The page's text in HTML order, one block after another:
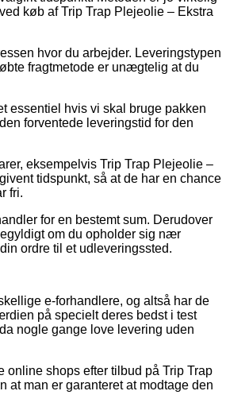
køb af Trip Trap Plejeolie – Ekstra
hvor du arbejder. Leveringstypen
fragtmetode er unægtelig at du
essentiel hvis vi skal bruge pakken
forventede leveringstid for den
eksempelvis Trip Trap Plejeolie –
tidspunkt, så at de har en chance
fri.
for en bestemt sum. Derudover
om du opholder sig nær
ordre til et udleveringssted.
e-forhandlere, og altså har de
på specielt deres bedst i test
nogle gange love levering uden
shops efter tilbud på Trip Trap
man er garanteret at modtage den